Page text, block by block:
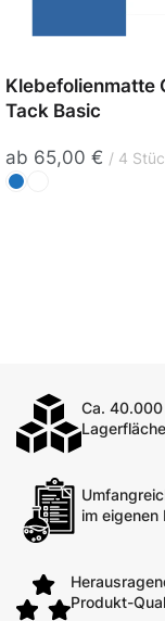
Klebefolienmatte
Tack Basic
ab 65,00 € 4
Ca. 40.000
Lagerfläche
im eigenen
Produkt-